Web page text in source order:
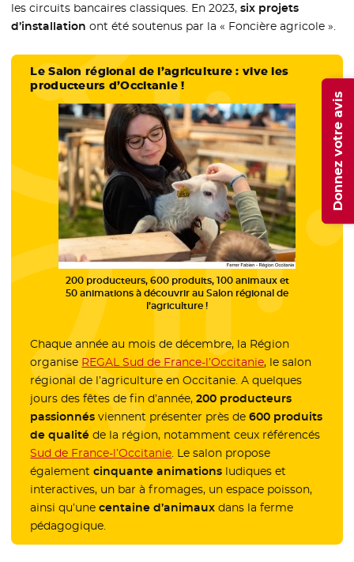
les circuits bancaires classiques. En 2023,six projets
d’installation ont été soutenus par la « Foncière agricole ».
Le Salon régional de l’agriculture : vive les
producteurs d’Occitanie !
200 producteurs, 600 produits, 100 animaux et
50 animations à découvrir au Salon régional de
l’agriculture !
Chaque année au mois de décembre, la Région
organise REGAL Sud de France-l’Occitanie- Nouvelle
, le salon
régional de l’agriculture en Occitanie. A quelques
jours des fêtes de fin d’année,200 producteurs
passionnés viennent présenter près de600 produits
de qualité de la région, notamment ceux référencés
Sud de France-l’Occitanie- Nouvelle fenêtre
. Le salon propose
égalementcinquante animations ludiques et
interactives, un bar à fromages, un espace poisson,
ainsi qu’unecentaine d’animaux dans la ferme
pédagogique.
Donnez votre avis